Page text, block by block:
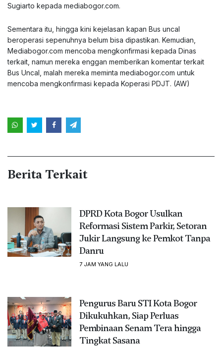
Sugiarto kepada mediabogor.com.
Sementara itu, hingga kini kejelasan kapan Bus uncal
beroperasi sepenuhnya belum bisa dipastikan. Kemudian,
Mediabogor.com mencoba mengkonfirmasi kepada Dinas
terkait, namun mereka enggan memberikan komentar terkait
Bus Uncal, malah mereka meminta mediabogor.com untuk
mencoba mengkonfirmasi kepada Koperasi PDJT. (AW)
Berita Terkait
DPRD Kota Bogor Usulkan
Reformasi Sistem Parkir, Setoran
Jukir Langsung ke Pemkot Tanpa
Danru
7 JAM YANG LALU
Pengurus Baru STI Kota Bogor
Dikukuhkan, Siap Perluas
Pembinaan Senam Tera hingga
Tingkat Sasana